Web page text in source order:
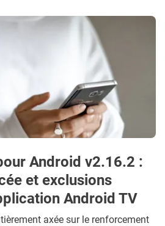
Android v2.16.2 :
et exclusions
Android TV
axée sur le renforcement